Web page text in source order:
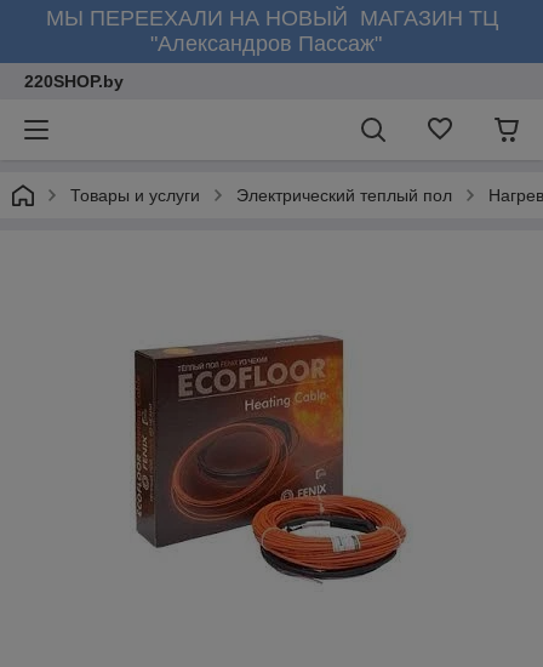
МЫ ПЕРЕЕХАЛИ НА НОВЫЙ МАГАЗИН ТЦ
"Александров Пассаж"
220SHOP.by
Товары и услуги Электрический теплый пол